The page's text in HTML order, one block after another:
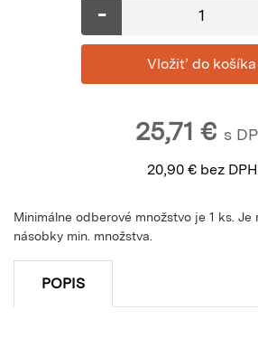
-
25,71 € s
20,90 € bez DPH
Minimálne odberové množstvo je 1 ks.
násobky min. množstva.
POPIS